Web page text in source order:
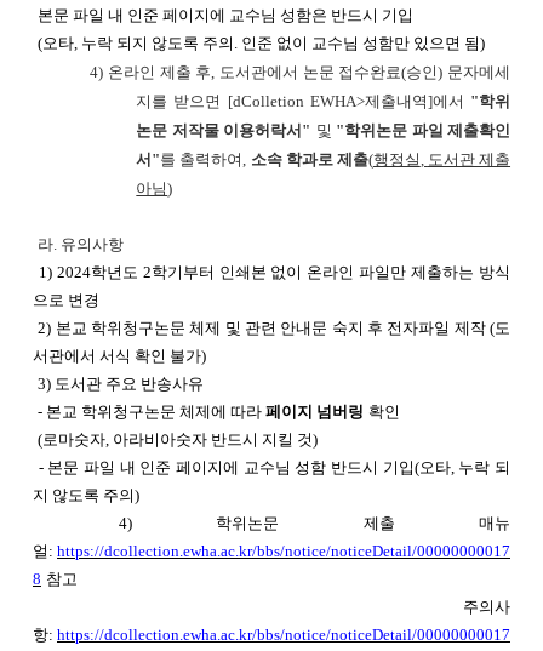
본문 파일 내 인준 페이지에 교수님 성함은 반드시 기입
(오타, 누락 되지 않도록 주의. 인준 없이 교수님 성함만 있으면 됨)
4) 온라인 제출 후, 도서관에서 논문 접수완료(승인) 문자메세
지를 받으면 [dColletion EWHA>제출내역]에서 "학위
논문 저작물 이용허락서" 및 "학위논문 파일 제출확인
서"를 출력하여, 소속 학과로 제출(행정실
도서관 제출
아님)
라. 유의사항
1) 2024학년도 2학기부터 인쇄본 없이 온라인 파일만 제출하는 방식
으로 변경
2) 본교 학위청구논문 체제 및 관련 안내문 숙지 후 전자파일 제작 (도
서관에서 서식 확인 불가)
3) 도서관 주요 반송사유
- 본교 학위청구논문 체제에 따라 페이지 넘버링 확인
(로마숫자, 아라비아숫자 반드시 지킬 것)
- 본문 파일 내 인준 페이지에 교수님 성함 반드시 기입(오타, 누락 되
지 않도록 주의)
4) 학위논문 제출 매뉴
얼: https://dcollection.ewha.ac.kr/bbs/notice/noticeDetail/00000000017
8 참고
주의사
항: https://dcollection.ewha.ac.kr/bbs/notice/noticeDetail/00000000017